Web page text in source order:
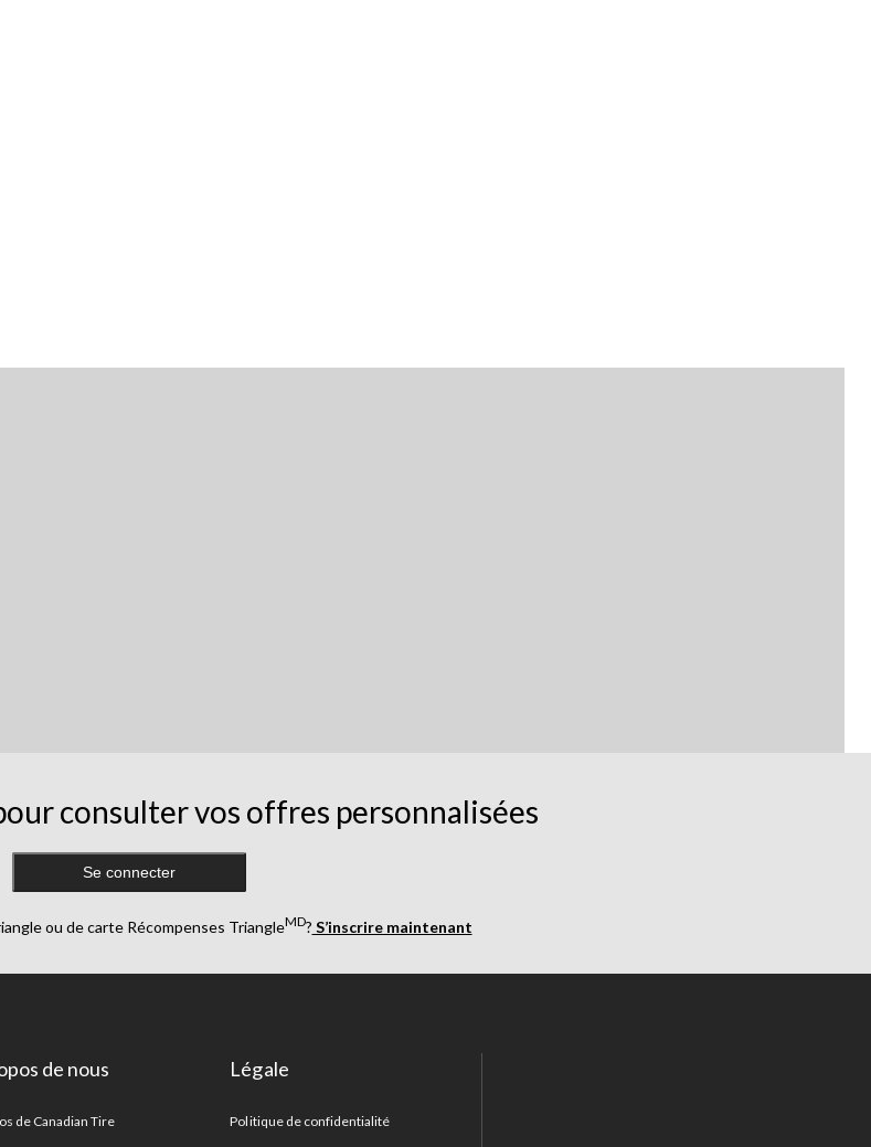
consulter vos offres personnalisées
Se connecter
ou de carte Récompenses TriangleMD? S’inscrire maintenant
de nous
de Canadian Tire
Légale
Politique de confidentialité